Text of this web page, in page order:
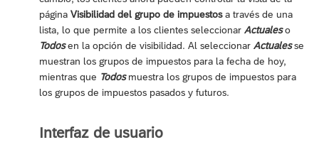
página Visibilidad del grupo de impuestosa través de una
lista, lo que permite a los clientes seleccionar Actualeso
Todosen la opción de visibilidad. Al seleccionar Actualesse
muestran los grupos de impuestos para la fecha de hoy,
mientras que Todosmuestra los grupos de impuestos para
los grupos de impuestos pasados y futuros.
Interfaz de usuario